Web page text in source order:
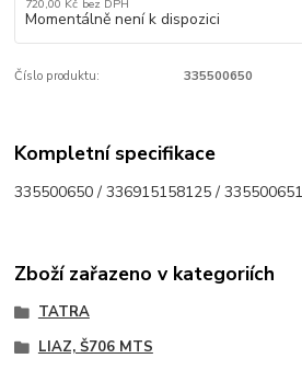
720,00 Kč bez DPH
Momentálně není k dispozici
Číslo produktu: 335500650
Kompletní specifikace
335500650 / 336915158125 /
Zboží zařazeno v kategoriích
TATRA
LIAZ, Š706 MTS